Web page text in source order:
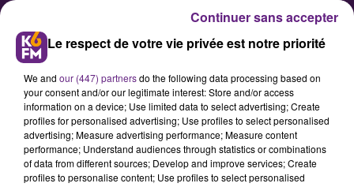
Musique : un quatrième album
pour le Dijonnais Filansen
Le respect de votre vie privée est notre priorité
We and our (447) partnersdo the following data processing based on
your consent and/or our legitimate interest: Store and/or access
information on a device; Use limited data to select advertising; Create
profiles for personalised advertising; Use profiles to select personalised
advertising; Measure advertising performance; Measure content
performance; Understand audiences through statistics or combinations
of data from different sources; Develop and improve services; Create
profiles to personalise content; Use profiles to select personalised
Continuer sans accepter